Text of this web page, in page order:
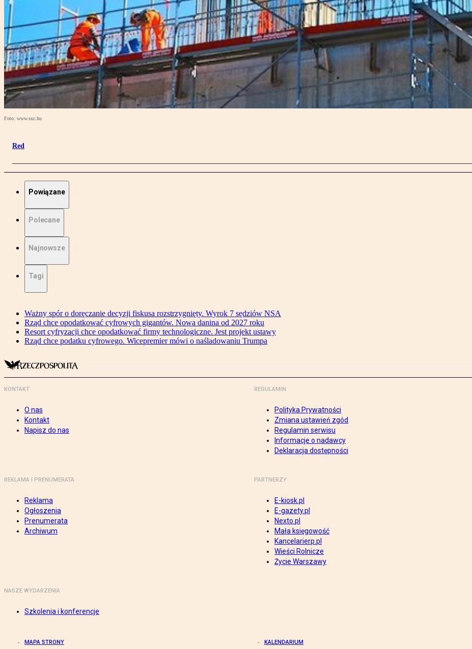
Foto: www.sxc.hu
Red
Powiązane
Polecane
Najnowsze
Tagi
Ważny spór o doręczanie decyzji fiskusa rozstrzygnięty. Wyrok 7 sędziów NSA
Rząd chce opodatkować cyfrowych gigantów. Nowa danina od 2027 roku
Resort cyfryzacji chce opodatkować firmy technologiczne. Jest projekt ustawy
Rząd chce podatku cyfrowego. Wicepremier mówi o naśladowaniu Trumpa
KONTAKT
O nas
Kontakt
Napisz do nas
REGULAMIN
Polityka Prywatności
Zmiana ustawień zgód
Regulamin serwisu
Informacje o nadawcy
Deklaracja dostępności
REKLAMA I PRENUMERATA
Reklama
Ogłoszenia
Prenumerata
Archiwum
PARTNERZY
E-kiosk.pl
E-gazety.pl
Nexto.pl
Mała księgowość
Kancelarierp.pl
Wieści Rolnicze
Życie Warszawy
NASZE WYDARZENIA
Szkolenia i konferencje
MAPA STRONY KALENDARIUM